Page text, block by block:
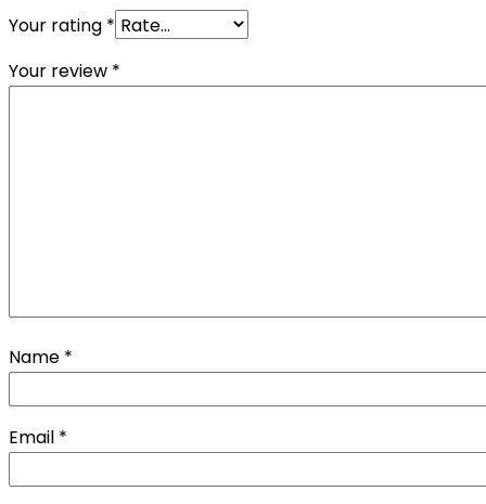
Your rating *
Your review *
Name *
Email *